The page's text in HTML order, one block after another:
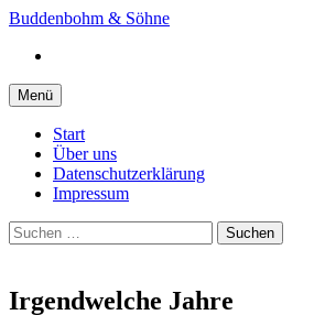
Springe
Inhalt
Buddenbohm & Söhne
Menü
Start
Über uns
Datenschutzerklärung
Impressum
Suchen
nach:
Irgendwelche Jahre